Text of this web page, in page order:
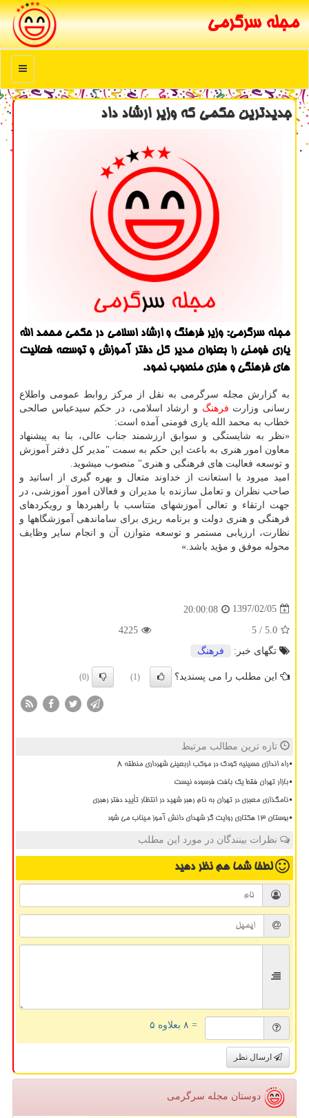
مجله سرگرمی
منو
جدیدترین حكمی كه وزیر ارشاد داد
مجله سرگرمی: وزیر فرهنگ و ارشاد اسلامی در حكمی محمد الله
یاری فومنی را بعنوان مدیر كل دفتر آموزش و توسعه فعالیت
های فرهنگی و هنری منصوب نمود.
به گزارش مجله سرگرمی به نقل از مركز روابط عمومی واطلاع
رسانی وزارت فرهنگ و ارشاد اسلامی، در حكم سیدعباس صالحی
خطاب به محمد الله یاری فومنی آمده است:
«نظر به شایستگی و سوابق ارزشمند جناب عالی، بنا به پیشنهاد
معاون امور هنری به باعث این حكم به سمت "مدیر كل دفتر آموزش
و توسعه فعالیت های فرهنگی و هنری" منصوب میشوید.
امید میرود با استعانت از خداوند متعال و بهره گیری از اساتید و
صاحب نظران و تعامل سازنده با مدیران و فعالان امور آموزشی، در
جهت ارتقاء و تعالی آموزشهای متناسب با راهبردها و رویكردهای
فرهنگی و هنری دولت و برنامه ریزی برای ساماندهی آموزشگاهها و
نظارت، ارزیابی مستمر و توسعه متوازن آن و انجام سایر وظایف
محوله موفق و مؤید باشد.»
1397/02/05
20:00:08
5.0
/ 5
4225
تگهای خبر:
فرهنگ
این مطلب را می پسندید؟ (1)
(0)
تازه ترین مطالب مرتبط
راه اندازی حسینیه کودک در موکب اربعینی شهرداری منطقه ۸
بازار تهران فقط یک بافت فرسوده نیست
نامگذاری معبری در تهران به نام رهبر شهید در انتظار تأیید دفتر رهبری
بوستان 13 هکتاری روایت گر شهدای دانش آموز میناب می شود
نظرات بینندگان در مورد این مطلب
لطفا شما همنظر دهید
= ۸ بعلاوه ۵
ارسال نظر
دوستان مجله سرگرمی